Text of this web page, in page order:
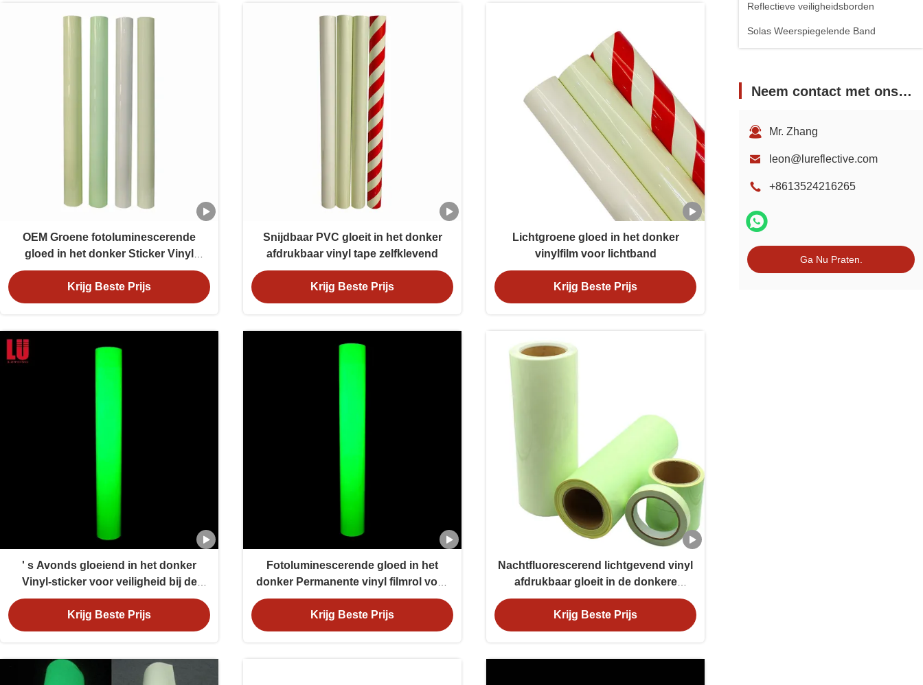
Reflectieve veiligheidsborden
Solas Weerspiegelende Band
Neem contact met ons op
Mr. Zhang
leon@lureflective.com
+8613524216265
Ga Nu Praten.
OEM Groene fotoluminescerende
gloed in het donker Sticker Vinyl
Kleeffilm
Krijg Beste Prijs
Snijdbaar PVC gloeit in het donker
afdrukbaar vinyl tape zelfklevend
Krijg Beste Prijs
Lichtgroene gloed in het donker
vinylfilm voor lichtband
Krijg Beste Prijs
' s Avonds gloeiend in het donker
Vinyl-sticker voor veiligheid bij de
uitgang
Krijg Beste Prijs
Fotoluminescerende gloed in het
donker Permanente vinyl filmrol voor
buiten
Krijg Beste Prijs
Nachtfluorescerend lichtgevend vinyl
afdrukbaar gloeit in de donkere
vinylfilm
Krijg Beste Prijs